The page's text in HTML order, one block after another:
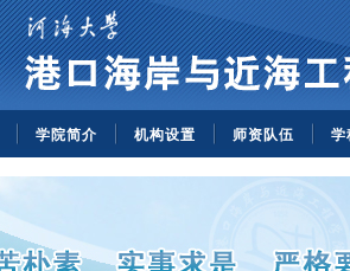
学院简介 机构设置 师资队伍 学